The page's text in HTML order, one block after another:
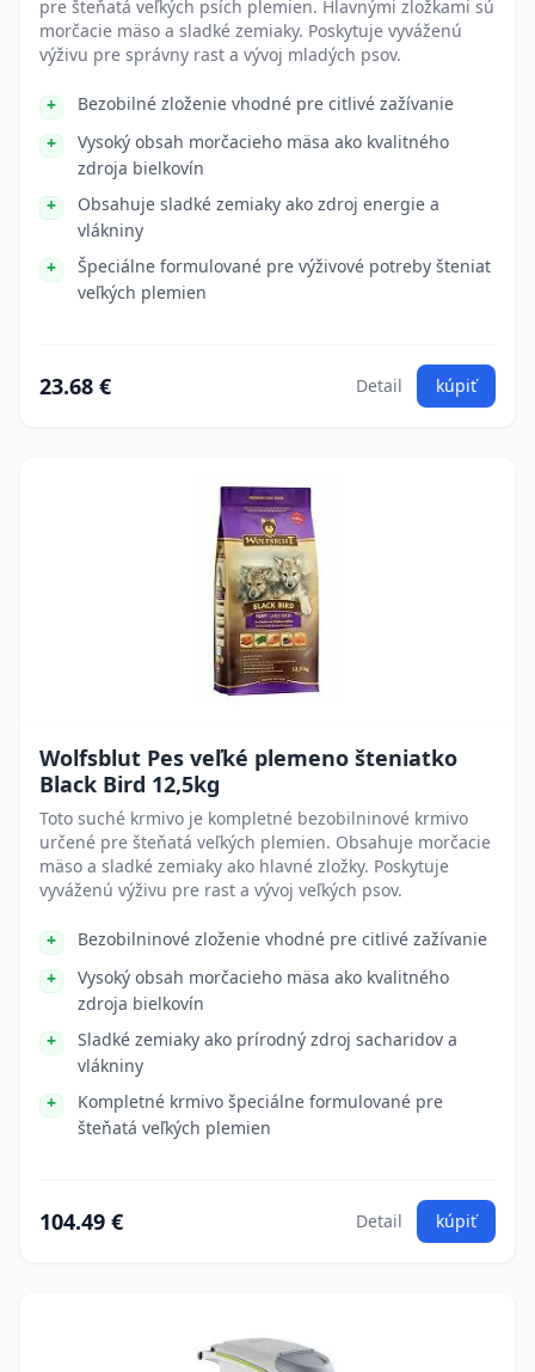
pre šteňatá veľkých psích plemien. Hlavnými zložkami sú
morčacie mäso a sladké zemiaky. Poskytuje vyváženú
výživu pre správny rast a vývoj mladých psov.
Bezobilné zloženie vhodné pre citlivé zažívanie
Vysoký obsah morčacieho mäsa ako kvalitného
zdroja bielkovín
Obsahuje sladké zemiaky ako zdroj energie a
vlákniny
Špeciálne formulované pre výživové potreby šteniat
veľkých plemien
23.68 € Detail kúpiť
Wolfsblut Pes veľké plemeno šteniatko
Black Bird 12,5kg
Toto suché krmivo je kompletné bezobilninové krmivo
určené pre šteňatá veľkých plemien. Obsahuje morčacie
mäso a sladké zemiaky ako hlavné zložky. Poskytuje
vyváženú výživu pre rast a vývoj veľkých psov.
Bezobilninové zloženie vhodné pre citlivé zažívanie
Vysoký obsah morčacieho mäsa ako kvalitného
zdroja bielkovín
Sladké zemiaky ako prírodný zdroj sacharidov a
vlákniny
Kompletné krmivo špeciálne formulované pre
šteňatá veľkých plemien
104.49 € Detail kúpiť